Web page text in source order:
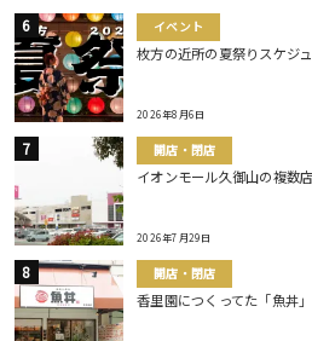
イベント
枚方の近所の夏祭りスケジ
2026年8月6日
開店・閉店
イオンモール久御山の複数
2026年7月29日
開店・閉店
香里園につくってた「魚丼